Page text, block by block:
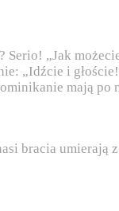
„Jak
„Idźcie i
mają po
bracia umierają z